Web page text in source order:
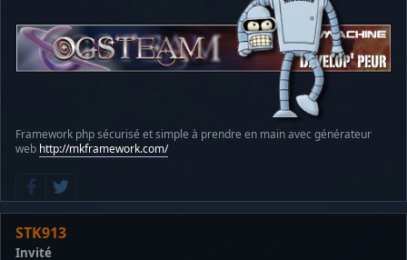
Framework php sécurisé et simple à prendre en main avec générateur
web http://mkframework.com/
STK913
Invité